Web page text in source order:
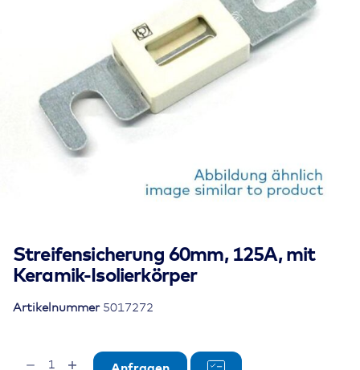
Streifensicherung 60mm, 125A, mit
Keramik-Isolierkörper
Artikelnummer 5017272
Streifensicherung